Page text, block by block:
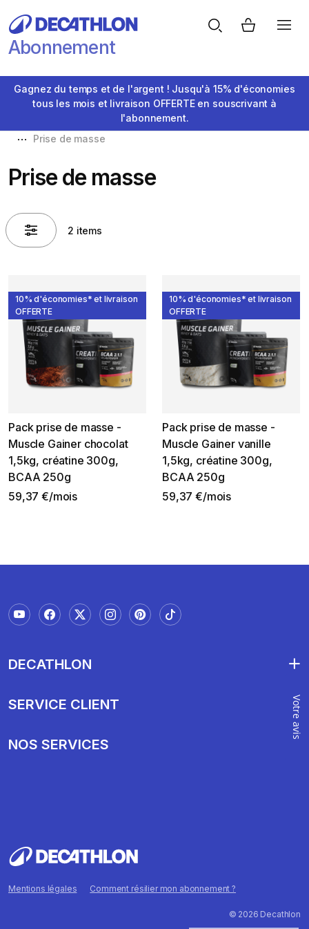
Abonnement
Gagnez du temps et de l'argent ! Jusqu'à 15% d'économies
tous les mois et livraison OFFERTE en souscrivant à
l'abonnement.
Prise de masse
Prise de masse
2 items
10% d'économies* et livraison
OFFERTE
Pack prise de masse -
Muscle Gainer chocolat
1,5kg, créatine 300g,
BCAA 250g
59,37 €/mois
10% d'économies* et livraison
OFFERTE
Pack prise de masse -
Muscle Gainer vanille
1,5kg, créatine 300g,
BCAA 250g
59,37 €/mois
DECATHLON
SERVICE CLIENT
NOS SERVICES
Mentions légales Comment résilier mon abonnement ?
© 2026 Decathlon
Votre avis